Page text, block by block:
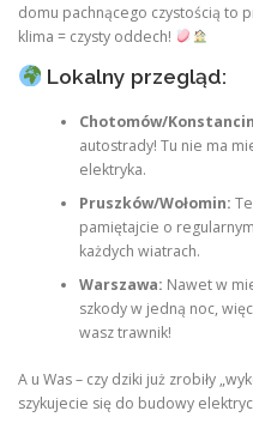
domu pachnącego czystością to
klima = czysty oddech!
Lokalny przegląd:
Chotomów/
autostrady! Tu nie ma
elektryka.
Pruszków/Wołomin:
pamiętajcie o
każdych wiatrach.
Warszawa: Nawet w
szkody w jedną noc,
wasz trawnik!
A u Was – czy dziki już zrobiły
szykujecie się do budowy